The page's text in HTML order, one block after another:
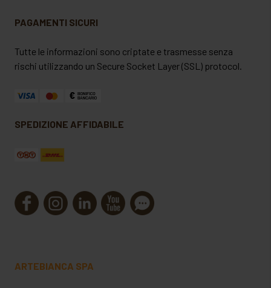
PAGAMENTI SICURI
Tutte le informazioni sono criptate e trasmesse senza
rischi utilizzando un Secure Socket Layer (SSL) protocol.
SPEDIZIONE AFFIDABILE
ARTEBIANCA SPA